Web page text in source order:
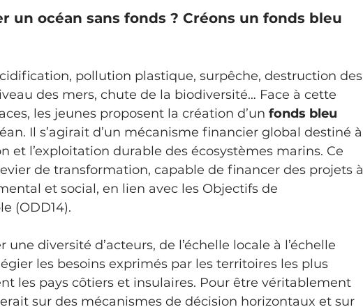
un océan sans fonds ? Créons un fonds bleu
pollution plastique, surpêche, destruction des
des mers, chute de la biodiversité… Face à cette
les jeunes proposent la création d’un fonds bleu
Il s’agirait d’un mécanisme financier global destiné à
et l’exploitation durable des écosystèmes marins. Ce
de transformation, capable de financer des projets à
et social, en lien avec les Objectifs de
(ODD14).
les besoins exprimés par les territoires les plus
les pays côtiers et insulaires. Pour être véritablement
sur des mécanismes de décision horizontaux et sur